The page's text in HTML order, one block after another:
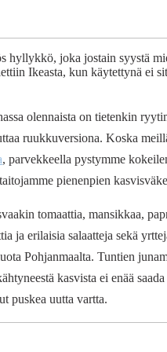
hyllykkö, joka jostain syystä
Ikeasta, kun käytettynä ei
olennaista on tietenkin
ruukkuversiona. Koska
, parvekkeella pystymme
pienenpien
tomaattia, mansikkaa,
ja erilaisia salaatteja sekä
Pohjanmaalta. Tuntien
kasvista ei enää
puskea uutta vartta.